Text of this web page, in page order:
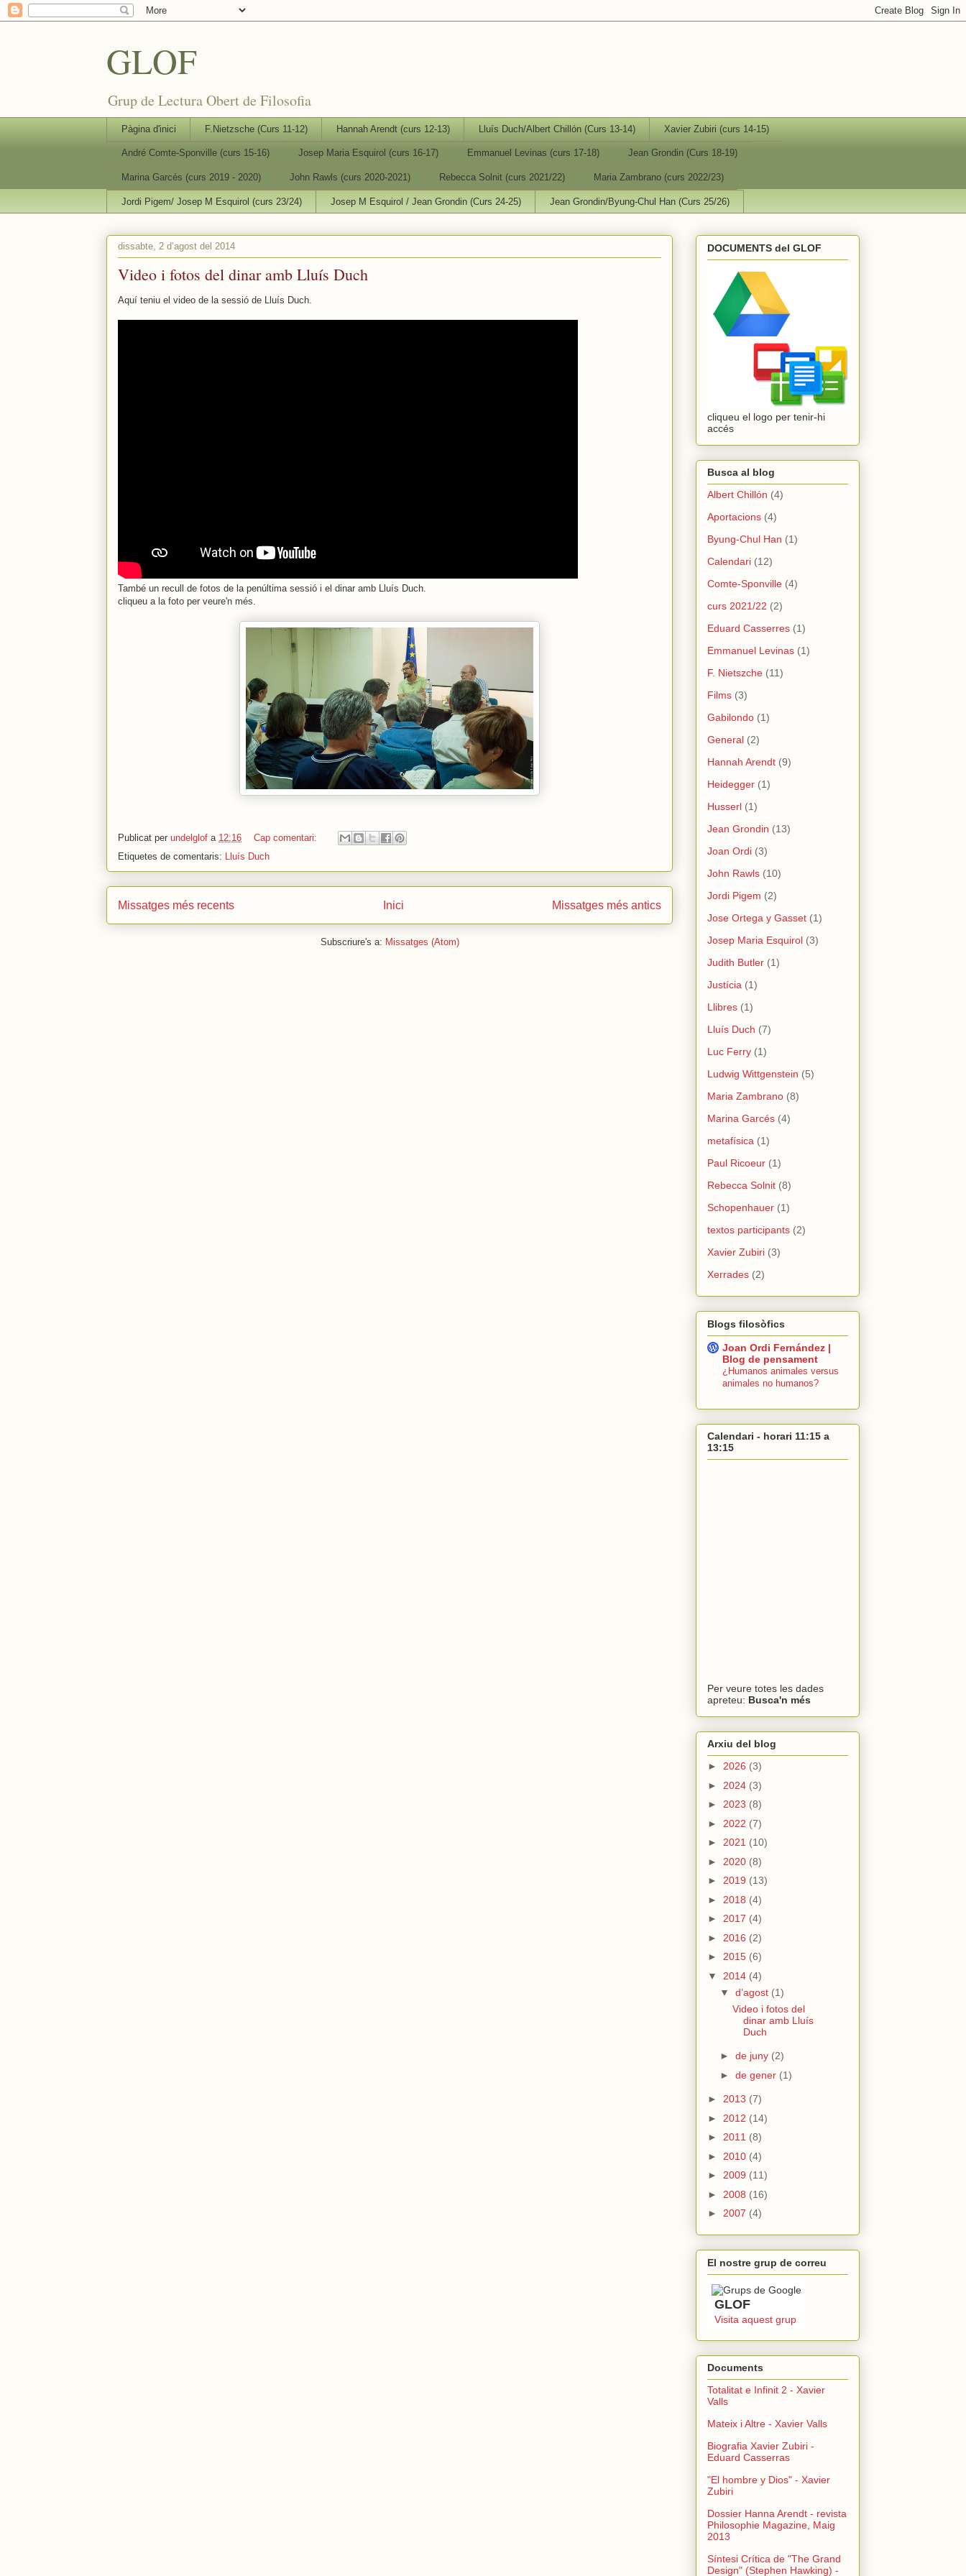
GLOF
Grup de Lectura Obert de Filosofia
Pàgina d'inici F.Nietzsche (Curs 11-12) Hannah Arendt (curs 12-13) Lluís Duch/Albert Chillón (Curs 13-14) Xavier Zubiri (curs 14-15)
André Comte-Sponville (curs 15-16) Josep Maria Esquirol (curs 16-17) Emmanuel Levinas (curs 17-18) Jean Grondin (Curs 18-19)
Marina Garcés (curs 2019 - 2020) John Rawls (curs 2020-2021) Rebecca Solnit (curs 2021/22) Maria Zambrano (curs 2022/23)
Jordi Pigem/ Josep M Esquirol (curs 23/24) Josep M Esquirol / Jean Grondin (Curs 24-25) Jean Grondin/Byung-Chul Han (Curs 25/26)
dissabte, 2 d’agost del 2014
Video i fotos del dinar amb Lluís Duch
Aquí teniu el video de la sessió de Lluís Duch.
També un recull de fotos de la penúltima sessió i el dinar amb Lluís Duch.
cliqueu a la foto per veure'n més.
Publicat per undelglof a 12:16
Cap comentari:
Etiquetes de comentaris: Lluís Duch
Missatges més recents Missatges més antics
Inici
Subscriure's a: Missatges (Atom)
DOCUMENTS del GLOF
cliqueu el logo per tenir-hi
accés
Busca al blog
Albert Chillón (4)
Aportacions (4)
Byung-Chul Han (1)
Calendari (12)
Comte-Sponville (4)
curs 2021/22 (2)
Eduard Casserres (1)
Emmanuel Levinas (1)
F. Nietszche (11)
Films (3)
Gabilondo (1)
General (2)
Hannah Arendt (9)
Heidegger (1)
Husserl (1)
Jean Grondin (13)
Joan Ordi (3)
John Rawls (10)
Jordi Pigem (2)
Jose Ortega y Gasset (1)
Josep Maria Esquirol (3)
Judith Butler (1)
Justícia (1)
Llibres (1)
Lluís Duch (7)
Luc Ferry (1)
Ludwig Wittgenstein (5)
Maria Zambrano (8)
Marina Garcés (4)
metafísica (1)
Paul Ricoeur (1)
Rebecca Solnit (8)
Schopenhauer (1)
textos participants (2)
Xavier Zubiri (3)
Xerrades (2)
Blogs filosòfics
Joan Ordi Fernández |
Blog de pensament
¿Humanos animales versus
animales no humanos?
Calendari - horari 11:15 a
13:15
Per veure totes les dades
apreteu: Busca'n més
Arxiu del blog
► 2026 (3)
► 2024 (3)
► 2023 (8)
► 2022 (7)
► 2021 (10)
► 2020 (8)
► 2019 (13)
► 2018 (4)
► 2017 (4)
► 2016 (2)
► 2015 (6)
▼ 2014 (4)
▼ d’agost (1)
Video i fotos del
dinar amb Lluís
Duch
► de juny (2)
► de gener (1)
► 2013 (7)
► 2012 (14)
► 2011 (8)
► 2010 (4)
► 2009 (11)
► 2008 (16)
► 2007 (4)
El nostre grup de correu
GLOF
Visita aquest grup
Documents
Totalitat e Infinit 2 - Xavier
Valls
Mateix i Altre - Xavier Valls
Biografia Xavier Zubiri -
Eduard Casserras
"El hombre y Dios" - Xavier
Zubiri
Dossier Hanna Arendt - revista
Philosophie Magazine, Maig
2013
Síntesi Crítica de "The Grand
Design" (Stephen Hawking) -